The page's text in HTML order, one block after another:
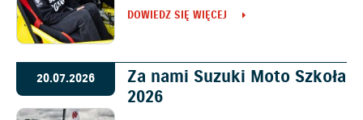
DOWIEDZ SIĘ WIĘCEJ
20.07.2026
Za nami Suzuki Moto Szkoła
2026